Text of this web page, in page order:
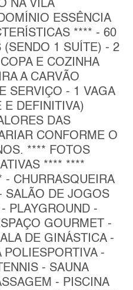
NA VILA
ESSÊNCIA
**** - 60
(SENDO 1 SUÍTE) - 2
E COZINHA
A CARVÃO
SERVIÇO - 1 VAGA
E DEFINITIVA)
DAS
CONFORME O
**** FOTOS
**** ****
- CHURRASQUEIRA
SALÃO DE JOGOS
PLAYGROUND -
GOURMET -
DE GINÁSTICA -
POLIESPORTIVA -
- SAUNA
- PISCINA